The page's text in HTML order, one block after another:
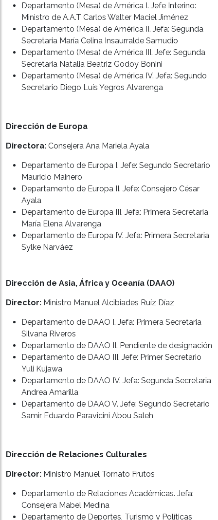
Departamento (Mesa) de América I. Jefe Interino:
Ministro de A.A.T Carlos Walter Maciel Jiménez
Departamento (Mesa) de América II. Jefa: Segunda
Secretaria María Celina Insaurralde Samudio
Departamento (Mesa) de América III. Jefe: Segunda
Secretaria Natalia Beatriz Godoy Bonini
Departamento (Mesa) de América IV. Jefa: Segundo
Secretario Diego Luís Yegros Alvarenga
Dirección de Europa
Directora: Consejera Ana Mariela Ayala
Departamento de Europa I. Jefe: Segundo Secretario
Mauricio Mainero
Departamento de Europa II. Jefe: Consejero César
Ayala
Departamento de Europa III. Jefa: Primera Secretaria
María Elena Alvarenga
Departamento de Europa IV. Jefa: Primera Secretaria
Sylke Narváez
Dirección de Asia, África y Oceanía (DAAO)
Director: Ministro Manuel Alcibiades Ruíz Díaz
Departamento de DAAO I. Jefa: Primera Secretaria
Silvana Riveros
Departamento de DAAO II. Pendiente de designación
Departamento de DAAO III. Jefe: Primer Secretario
Yuli Kujawa
Departamento de DAAO IV. Jefa: Segunda Secretaria
Andrea Amarilla
Departamento de DAAO V. Jefe: Segundo Secretario
Samir Eduardo Paravicini Abou Saleh
Dirección de Relaciones Culturales
Director: Ministro Manuel Tornato Frutos
Departamento de Relaciones Académicas. Jefa:
Consejera Mabel Medina
Departamento de Deportes, Turismo y Políticas